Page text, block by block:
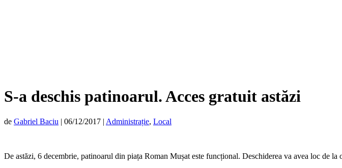
S-a deschis patinoarul. Acces gratuit astăzi
de Gabriel Baciu | 06/12/2017 | Administrație, Local
De astăzi, 6 decembrie, patinoarul din piața Roman Mușat este funcțional. Deschiderea va avea loc de